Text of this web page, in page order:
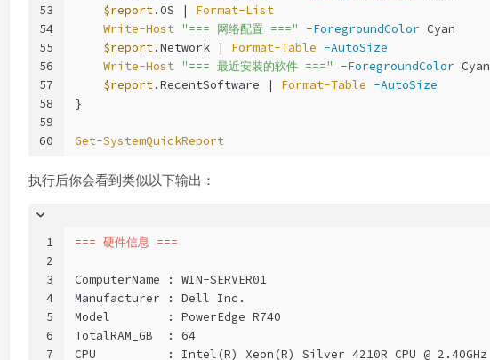
53
54
55
56
57
58
59
60
$report.OS | Format-List
Write-Host "=== 网络配置 ===" -ForegroundColor Cyan
$report.Network | Format-Table -AutoSize
Write-Host "=== 最近安装的软件 ===" -ForegroundColor Cyan
$report.RecentSoftware | Format-Table -AutoSize
}
Get-SystemQuickReport
执行后你会看到类似以下输出：
1
2
3
4
5
6
7
=== 硬件信息 ===
ComputerName : WIN-SERVER01
Manufacturer : Dell Inc.
Model        : PowerEdge R740
TotalRAM_GB  : 64
CPU          : Intel(R) Xeon(R) Silver 4210R CPU @ 2.40GHz